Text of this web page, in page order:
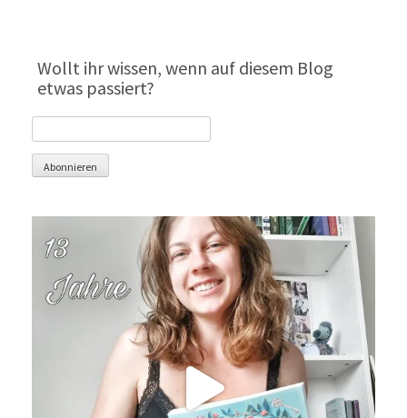
Wollt ihr wissen, wenn auf diesem Blog
etwas passiert?